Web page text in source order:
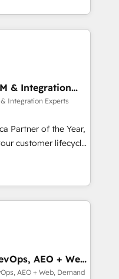
/
の導入実績 ✓
らお気軽にお問い合わ
we turn data into
advantage.
predictable
and Story to stop
debt setup
7 HubSpot
migrations for
Star Reviews
& Integration
Integration Experts
Partner of the Year,
customer lifecycle
(AI &
(Paid Media),
all three brands. 🔄
by Globalia’s
AEO + Web,
AEO + Web, Demand